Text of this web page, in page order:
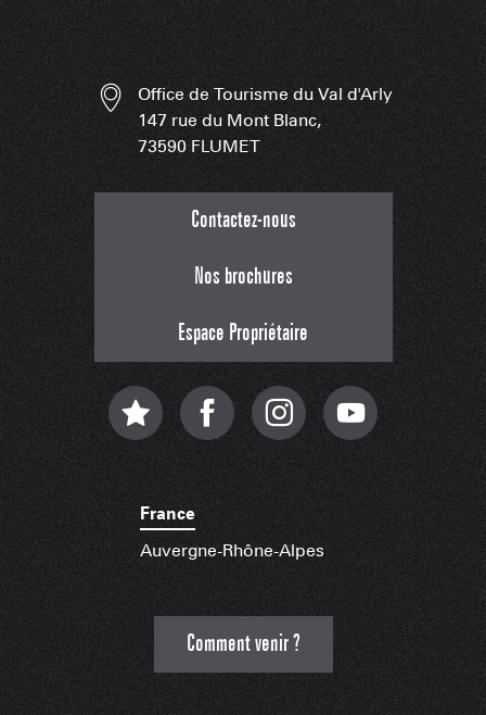
Office de Tourisme du Val d'Arly
147 rue du Mont Blanc,
73590 FLUMET
Contactez-nous
Nos brochures
Espace Propriétaire
France
Auvergne-Rhône-Alpes
Comment venir ?